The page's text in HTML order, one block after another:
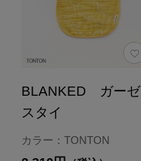
BLANKED ガーゼ
スタイ
カラー：TONTON